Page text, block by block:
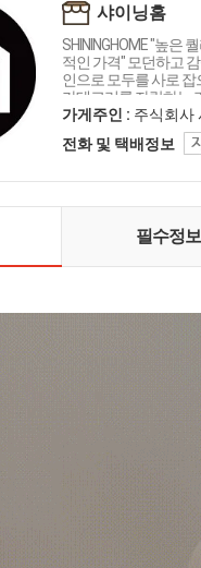
샤이닝홈
SHININGHOME "높은
적인 가격" 모던하고
인으로 모두를 사로 잡
카테고리를 자랑하는
인테리어 샤이닝홈입
가게주인 : 주식회사
전화 및 택배정보
필수정보